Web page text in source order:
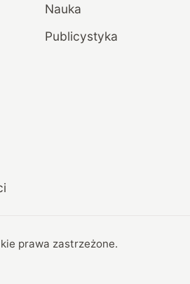
Nauka
Publicystyka
prawa zastrzeżone.